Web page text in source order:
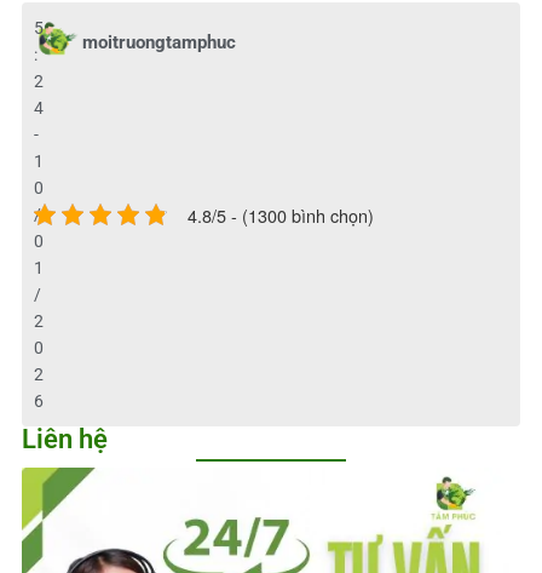
moitruongtamphuc
5
:
2
4
-
1
0
/
0
1
/
2
0
2
6
4.8/5 - (1300 bình chọn)
Liên hệ